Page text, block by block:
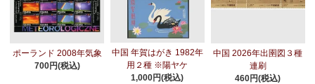
ポーランド 2008年気象
700円(税込)
中国 年賀はがき 1982年
用２種 ※陽ヤケ
1,000円(税込)
中国 2026年出圉図３種
連刷
460円(税込)